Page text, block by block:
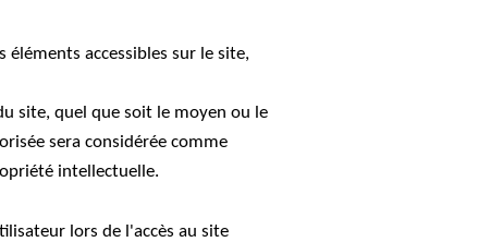
accessibles sur le site,
site, quel que soit le moyen ou le
sera considérée comme
intellectuelle.
lors de l'accès au site